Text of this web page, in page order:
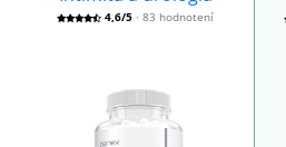
4,6/5 · 83 hodnotení